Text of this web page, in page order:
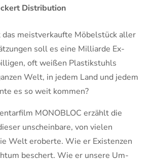
meistver­kaufte Möbel­stück aller
soll es eine Milli­arde Ex­
oft weißen Plastikstuhls
Welt, in jedem Land und jedem
es so weit kommen?
MONOBLOC erzählt die
unscheinbare, von vielen
Welt eroberte. Wie er Existenzen
beschert. Wie er unsere Um­
Distribution